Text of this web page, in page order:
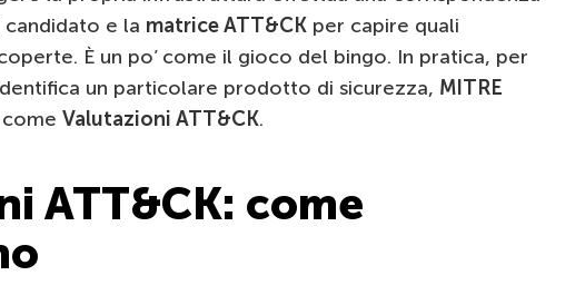
e la matrice ATT&CK per capire quali
È un po’ come il gioco del bingo. In pratica, per
un particolare prodotto di sicurezza, MITRE
Valutazioni ATT&CK.
ATT&CK: come